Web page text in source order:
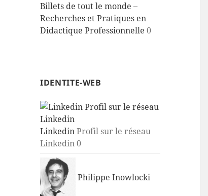
Billets de tout le monde –
Recherches et Pratiques en
Didactique Professionnelle 0
IDENTITE-WEB
LinkedinProfil sur le réseau
Linkedin 0
Philippe Inowlocki